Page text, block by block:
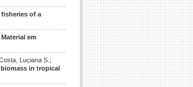
of a
em
Luciana S.;
in tropical